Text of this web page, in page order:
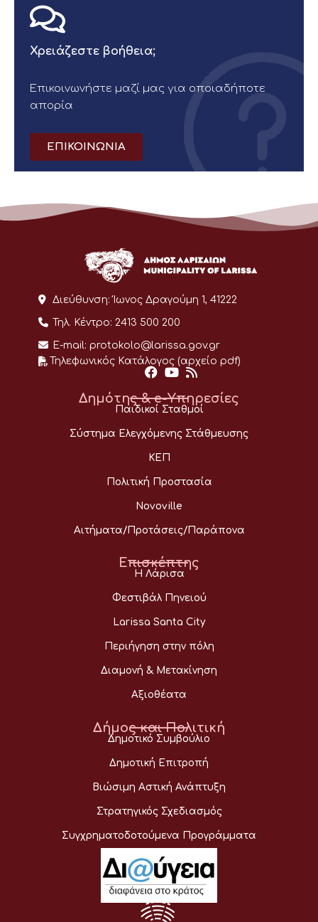
Χρειάζεστε βοήθεια;
Επικοινωνήστε μαζί μας για οποιαδήποτε
απορία
ΕΠΙΚΟΙΝΩΝΙΑ
Διεύθυνση: Ίωνος Δραγούμη 1, 41222
Τηλ. Κέντρο: 2413 500 200
E-mail: protokolo@larissa.gov.gr
Τηλεφωνικός Κατάλογος (αρχείο pdf)
Δημότης & e-Υπηρεσίες
Παιδικοί Σταθμοί
Σύστημα Ελεγχόμενης Στάθμευσης
ΚΕΠ
Πολιτική Προστασία
Novoville
Αιτήματα/Προτάσεις/Παράπονα
Επισκέπτης
Η Λάρισα
Φεστιβάλ Πηνειού
Larissa Santa City
Περιήγηση στην πόλη
Διαμονή & Μετακίνηση
Αξιοθέατα
Δήμος και Πολιτική
Δημοτικό Συμβούλιο
Δημοτική Επιτροπή
Βιώσιμη Αστική Ανάπτυξη
Στρατηγικός Σχεδιασμός
Συγχρηματοδοτούμενα Προγράμματα